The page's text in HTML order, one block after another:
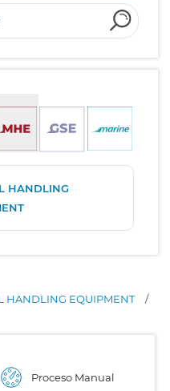
HANDLING
HANDLING EQUIPMENT
/
Proceso Manual